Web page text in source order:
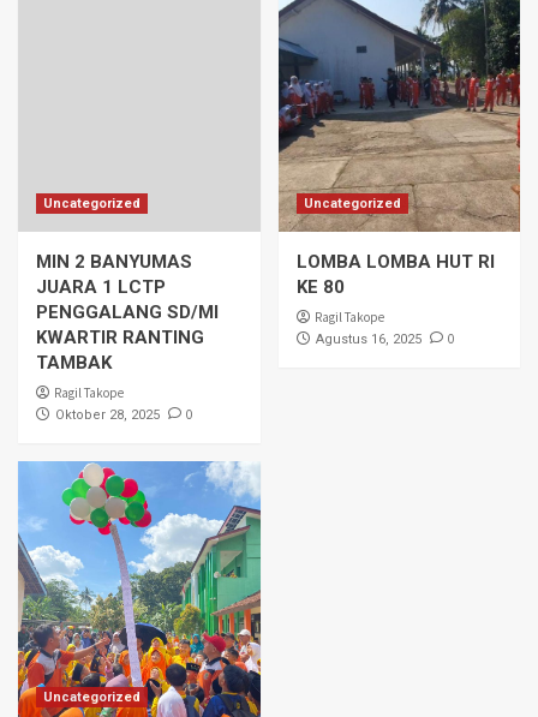
Uncategorized
MIN 2 BANYUMAS
JUARA 1 LCTP
PENGGALANG SD/MI
KWARTIR RANTING
TAMBAK
Ragil Takope
Oktober 28, 2025 0
Uncategorized
LOMBA LOMBA HUT RI
KE 80
Ragil Takope
Agustus 16, 2025 0
Uncategorized